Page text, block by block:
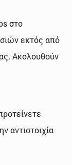
στο
εκτός από
Ακολουθούν
αντιστοιχία